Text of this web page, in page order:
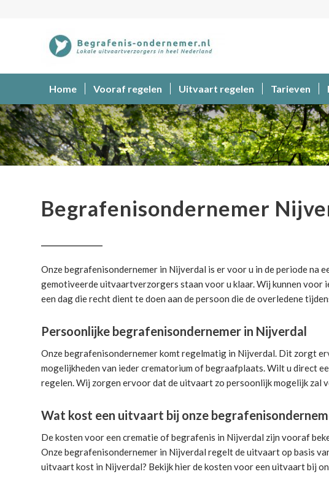
Home Vooraf regelen Uitvaart regelen Tarieven
Begrafenisondernemer
Onze begrafenisondernemer in Nijverdal is er voor u in de periode na
gemotiveerde uitvaartverzorgers staan voor u klaar. Wij kunnen voor
een dag die recht dient te doen aan de persoon die de overledene
Persoonlijke begrafenisondernemer in Nijverdal
Onze begrafenisondernemer komt regelmatig in Nijverdal. Dit zorgt
mogelijkheden van ieder crematorium of begraafplaats. Wilt u direct
regelen. Wij zorgen ervoor dat de uitvaart zo persoonlijk mogelijk zal
Wat kost een uitvaart bij onze
De kosten voor een crematie of begrafenis in Nijverdal zijn vooraf
Onze begrafenisondernemer in Nijverdal regelt de uitvaartop basis
uitvaart kost in Nijverdal? Bekijk hier dekosten voor een uitvaartbij